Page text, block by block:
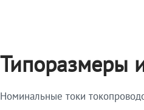
Типоразмеры
Номинальные токи